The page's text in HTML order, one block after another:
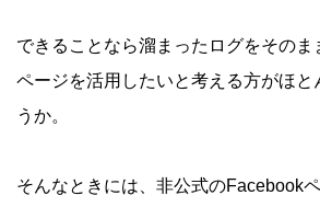
できることなら溜まったログをその
ページを活用したいと考える方がほと
うか。
そんなときには、非公式のFacebook